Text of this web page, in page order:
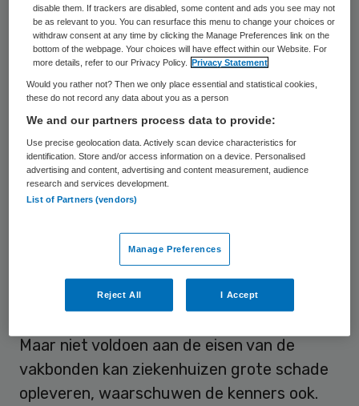
Volgens de bank nemen de inkomsten van
ziekenhuizen namelijk niet zo hard toe als
de prijzen de laatste tijd omhooggaan. De
door de bonden geëiste loonstijging zou
neerkomen op zo’n 12,5 procent en dat kost
ziekenhuizen volgend jaar ruim 2 miljard
euro, blijkt uit berekeningen van ABN AMRO.
Dit terwijl de bijbehorende inkomsten naar
verwachting slechts met 800 miljoen euro
Grote schade
Maar niet voldoen aan de eisen van de
vakbonden kan ziekenhuizen grote schade
opleveren, waarschuwen de kenners ook.
disable them. If trackers are disabled, some content and ads you see may not
be as relevant to you. You can resurface this menu to change your choices or
withdraw consent at any time by clicking the Manage Preferences link on the
bottom of the webpage. Your choices will have effect within our Website. For
more details, refer to our Privacy Policy.
Privacy Statement
Would you rather not? Then we only place essential and statistical cookies,
these do not record any data about you as a person
We and our partners process data to provide:
Use precise geolocation data. Actively scan device characteristics for
identification. Store and/or access information on a device. Personalised
advertising and content, advertising and content measurement, audience
research and services development.
List of Partners (vendors)
Manage Preferences
Reject All I Accept